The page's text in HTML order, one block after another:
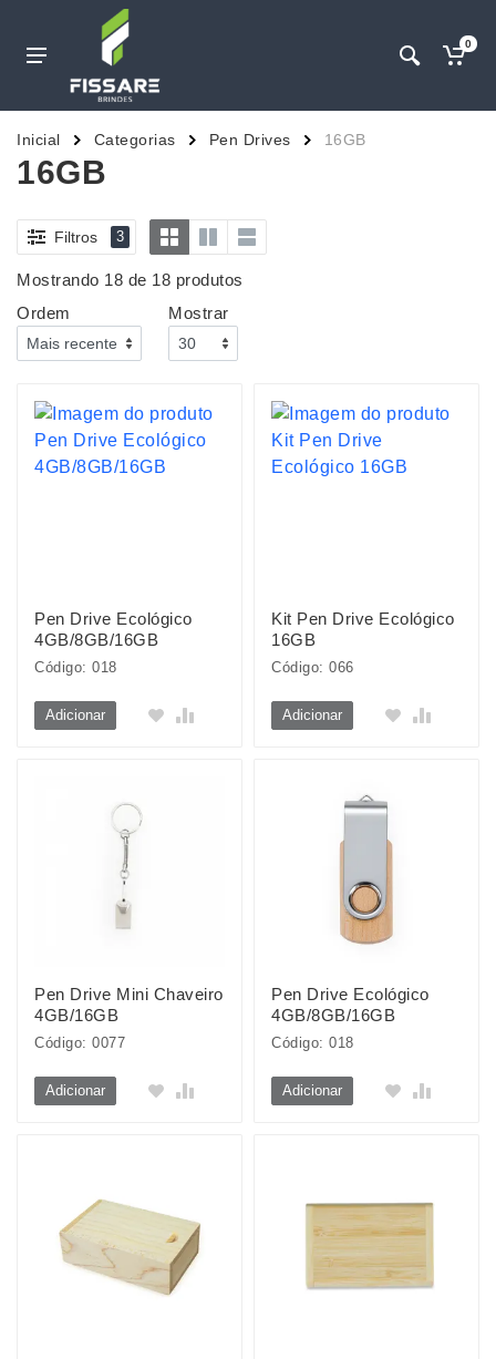
0
Inicial Categorias Pen Drives 16GB
16GB
Filtros 3
Mostrando 18 de 18 produtos
Ordem
Mostrar
Pen Drive Ecológico
4GB/8GB/16GB
Código: 018
Adicionar
Kit Pen Drive Ecológico
16GB
Código: 066
Adicionar
Pen Drive Mini Chaveiro
4GB/16GB
Código: 0077
Adicionar
Pen Drive Ecológico
4GB/8GB/16GB
Código: 018
Adicionar